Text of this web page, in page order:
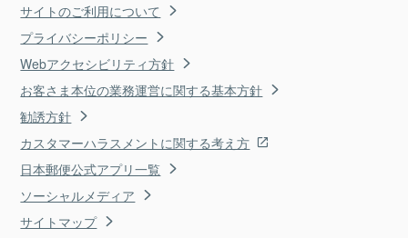
サイトのご利用について
プライバシーポリシー
Webアクセシビリティ方針
お客さま本位の業務運営に関する基本方針
勧誘方針
カスタマーハラスメントに関する考え方
日本郵便公式アプリ一覧
ソーシャルメディア
サイトマップ